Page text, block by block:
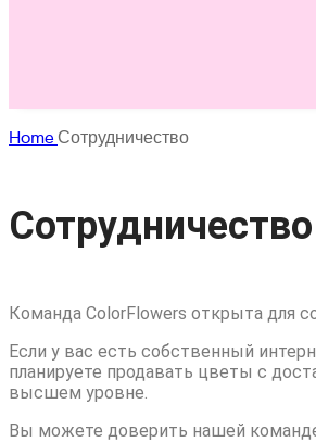
HomeСотрудничество
Сотрудничество
Команда ColorFlowers открыта для
Если у вас есть собственный
планируете продавать цветы с
высшем уровне.
Вы можете доверить нашей